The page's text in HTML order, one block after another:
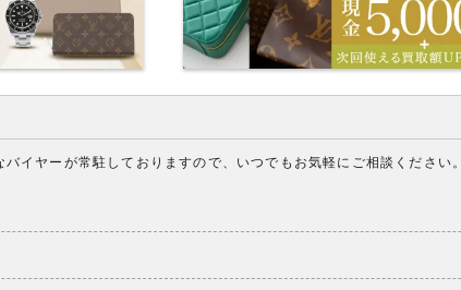
イヤーが常駐しておりますので、いつでもお気軽にご相談ください。